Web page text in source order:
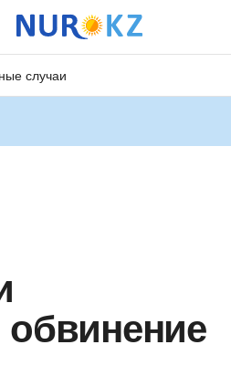
случаи
обвинение